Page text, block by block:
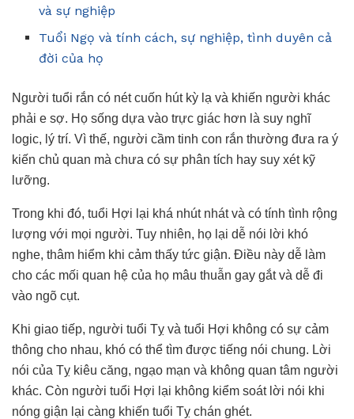
và sự nghiệp
Tuổi Ngọ và tính cách, sự nghiệp, tình duyên cả
đời của họ
Người tuổi rắn có nét cuốn hút kỳ lạ và khiến người khác
phải e sợ. Họ sống dựa vào trực giác hơn là suy nghĩ
logic, lý trí. Vì thế, người cầm tinh con rắn thường đưa ra ý
kiến chủ quan mà chưa có sự phân tích hay suy xét kỹ
lưỡng.
Trong khi đó, tuổi Hợi lại khá nhút nhát và có tính tình rộng
lượng với mọi người. Tuy nhiên, họ lại dễ nói lời khó
nghe, thâm hiểm khi cảm thấy tức giận. Điều này dễ làm
cho các mối quan hệ của họ mâu thuẫn gay gắt và dễ đi
vào ngõ cụt.
Khi giao tiếp, người tuổi Tỵ và tuổi Hợi không có sự cảm
thông cho nhau, khó có thể tìm được tiếng nói chung. Lời
nói của Tỵ kiêu căng, ngạo mạn và không quan tâm người
khác. Còn người tuổi Hợi lại không kiểm soát lời nói khi
nóng giận lại càng khiến tuổi Tỵ chán ghét.